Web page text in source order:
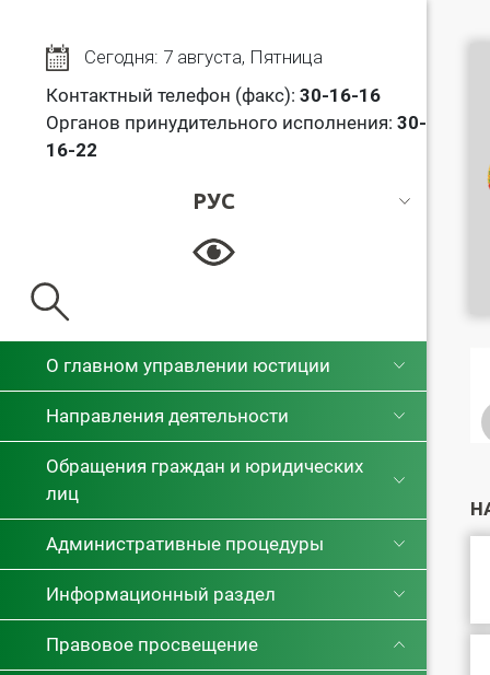
Сегодня: 7 августа, Пятница
Контактный телефон (факс): 30-16-16
Органов принудительного исполнения: 30-
16-22
РУС
РУС
О главном управлении юстиции
Направления деятельности
Обращения граждан и юридических
лиц
Административные процедуры
Информационный раздел
Правовое просвещение